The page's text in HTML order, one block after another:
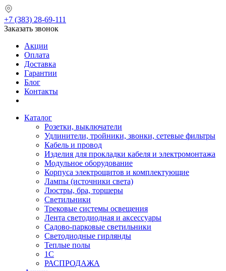
+7 (383) 28-69-111
Заказать звонок
Акции
Оплата
Доставка
Гарантии
Блог
Контакты
Каталог
Розетки, выключатели
Удлинители, тройники, звонки, сетевые фильтры
Кабель и провод
Изделия для прокладки кабеля и электромонтажа
Модульное оборудование
Корпуса электрощитов и комплектующие
Лампы (источники света)
Люстры, бра, торшеры
Светильники
Трековые системы освещения
Лента светодиодная и аксессуары
Садово-парковые светильники
Светодиодные гирлянды
Теплые полы
1С
РАСПРОДАЖА